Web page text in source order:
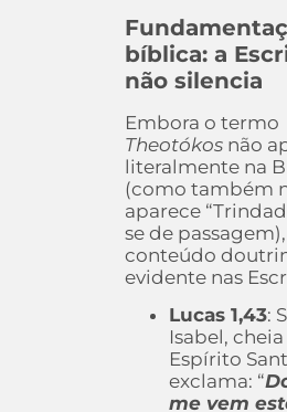
bíblica: a
não silencia
Embora o termo
Theotókosnão
literalmente na
(como também
aparece
se de
conteúdo
evidente nas
Lucas 1,43:
Isabel,
Espírito
exclama: “
me vem